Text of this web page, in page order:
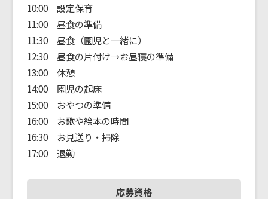
10:00 設定保育
11:00 昼食の準備
11:30 昼食（園児と一緒に）
12:30 昼食の片付け→お昼寝の準備
13:00 休憩
14:00 園児の起床
15:00 おやつの準備
16:00 お歌や絵本の時間
16:30 お見送り・掃除
17:00 退勤
応募資格